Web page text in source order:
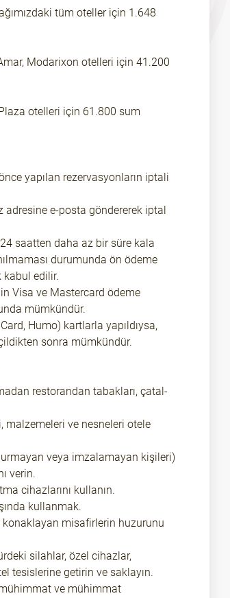
tüm oteller için 1.648
Modarixon otelleri için 41.200
otelleri için 61.800 sum
yapılan rezervasyonların iptali
adresine e-posta göndererek iptal
saatten daha az bir süre kala
durumunda ön ödeme
kabul edilir.
Visa ve Mastercard ödeme
mümkündür.
Humo) kartlarla yapıldıysa,
sonra mümkündür.
restorandan tabakları, çatal-
malzemeleri ve nesneleri otele
veya imzalamayan kişileri)
verin.
cihazlarını kullanın.
kullanmak.
konaklayan misafirlerin huzurunu
silahlar, özel cihazlar,
tesislerine getirin ve saklayın.
ve mühimmat